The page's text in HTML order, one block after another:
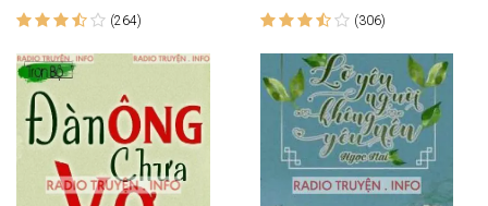
(264) (306)